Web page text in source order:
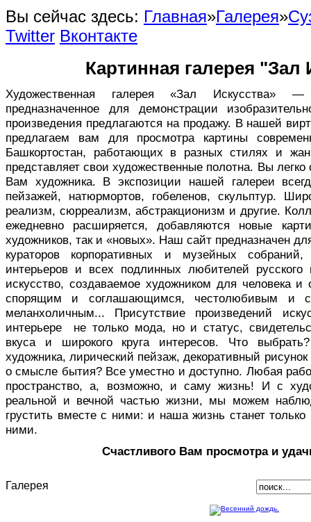
Вы сейчас здесь: Главная»Галерея»
Twitter Вконтакте
Картинная галерея "Зал
Художественная галерея «Зал Искусства» —
предназначенное для демонстрации
произведения предлагаются на продажу. В нашей
предлагаем вам для просмотра картины
Башкортостан, работающих в разных стилях и
представляет свои художественные полотна. Вы
Вам художника. В экспозиции нашей галереи
пейзажей, натюрмортов, гобеленов, скульптур.
реализм, сюрреализм, абстракционизм и другие.
ежедневно расширяется, добавляются новые
художников, так и «новых». Наш сайт предназначен
кураторов корпоративных и музейных
интерьеров и всех подлинных любителей
искусство, создаваемое художником для человека и
спорящим и соглашающимся, честолюбивым и
меланхоличным... Присутствие произведений
интерьере не только мода, но и статус,
вкуса и широкого круга интересов. Что
художника, лирический пейзаж, декоративный
о смысле бытия? Все уместно и доступно. Любая
пространство, а, возможно, и саму жизнь! И с
реальной и вечной частью жизни, мы можем
грустить вместе с ними: и наша жизнь станет только
ними.
Счастливого Вам просмотра и
Галерея